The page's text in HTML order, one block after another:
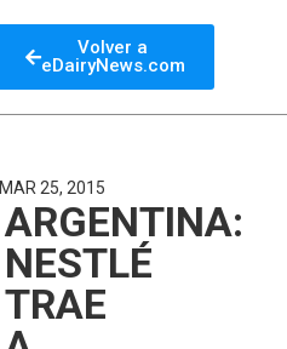
Volver a
eDairyNews.com
MAR 25, 2015
ARGENTINA:
NESTLÉ
TRAE